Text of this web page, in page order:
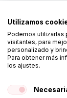
962250313
ortola@ortola-
Av. d'Albaida, s/n
46840 La Pobla del
¡Síguenos!
Utilizamos
Podemos utilizarlas
visitantes, para
personalizado y
Para obtener más
los ajustes.